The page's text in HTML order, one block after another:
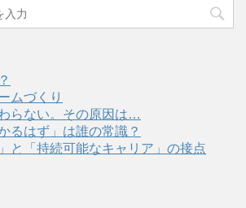
ムづくり
らない。その原因は…
るはず」は誰の常識？
と「持続可能なキャリア」の接点